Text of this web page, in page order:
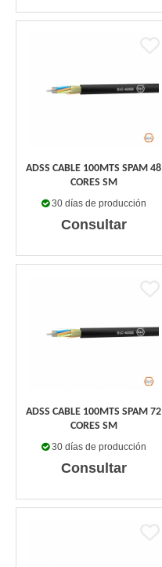
ADSS CABLE 100MTS SPAM 48
CORES SM
30 días de producción
Consultar
ADSS CABLE 100MTS SPAM 72
CORES SM
30 días de producción
Consultar